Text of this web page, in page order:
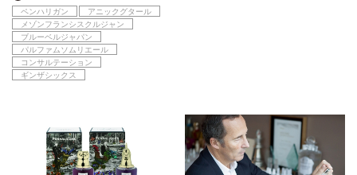
ペンハリガン
アニックグタール
メゾンフランシスクルジャン
ブルーベルジャパン
パルファムソムリエール
コンサルテーション
ギンザシックス